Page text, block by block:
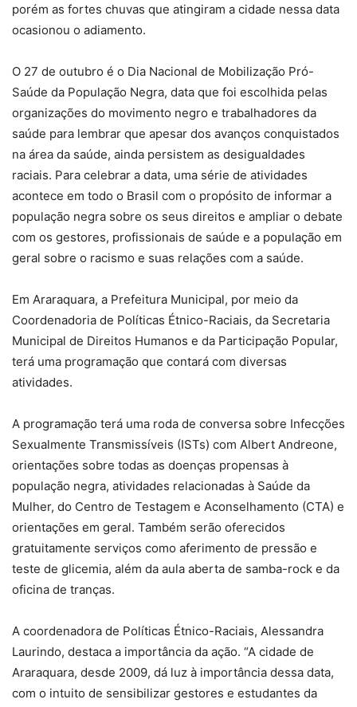
porém as fortes chuvas que atingiram a cidade nessa data
ocasionou o adiamento.
O 27 de outubro é o Dia Nacional de Mobilização Pró-
Saúde da População Negra, data que foi escolhida pelas
organizações do movimento negro e trabalhadores da
saúde para lembrar que apesar dos avanços conquistados
na área da saúde, ainda persistem as desigualdades
raciais. Para celebrar a data, uma série de atividades
acontece em todo o Brasil com o propósito de informar a
população negra sobre os seus direitos e ampliar o debate
com os gestores, profissionais de saúde e a população em
geral sobre o racismo e suas relações com a saúde.
Em Araraquara, a Prefeitura Municipal, por meio da
Coordenadoria de Políticas Étnico-Raciais, da Secretaria
Municipal de Direitos Humanos e da Participação Popular,
terá uma programação que contará com diversas
atividades.
A programação terá uma roda de conversa sobre Infecções
Sexualmente Transmissíveis (ISTs) com Albert Andreone,
orientações sobre todas as doenças propensas à
população negra, atividades relacionadas à Saúde da
Mulher, do Centro de Testagem e Aconselhamento (CTA) e
orientações em geral. Também serão oferecidos
gratuitamente serviços como aferimento de pressão e
teste de glicemia, além da aula aberta de samba-rock e da
oficina de tranças.
A coordenadora de Políticas Étnico-Raciais, Alessandra
Laurindo, destaca a importância da ação. “A cidade de
Araraquara, desde 2009, dá luz à importância dessa data,
com o intuito de sensibilizar gestores e estudantes da